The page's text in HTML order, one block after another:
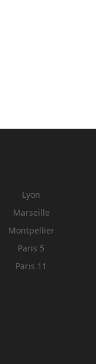
Lyon
Marseille
Montpellier
Paris 5
Paris 11